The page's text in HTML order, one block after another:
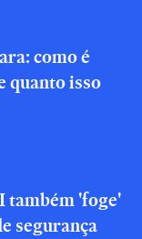
como é
quanto isso
também 'foge'
segurança